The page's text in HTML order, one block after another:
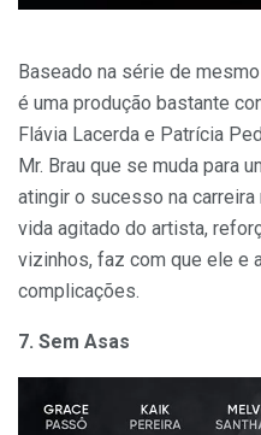
Baseado na série de
é uma produção bastante
Flávia Lacerda e Patrícia
Mr. Brau que se muda para
atingir o sucesso na
vida agitado do artista,
vizinhos, faz com que ele e
complicações.
7. Sem Asas